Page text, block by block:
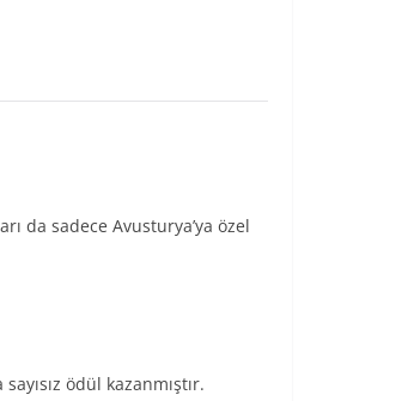
da sadece Avusturya’ya özel
ödül kazanmıştır.